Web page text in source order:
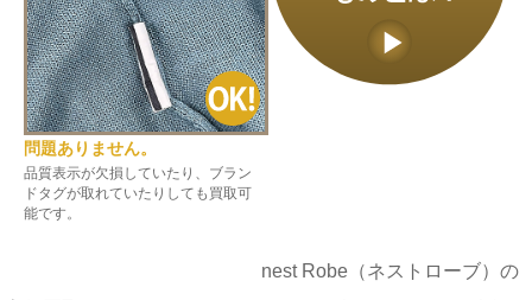
問題ありません。
品質表示が欠損していたり、ブラン
ドタグが取れていたりしても買取可
能です。
nest Robe（ネストローブ）の